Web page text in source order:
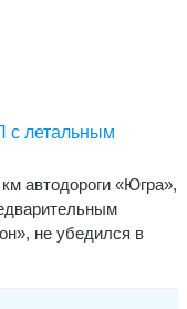
с летальным
автодороги «Югра»,
не убедился в